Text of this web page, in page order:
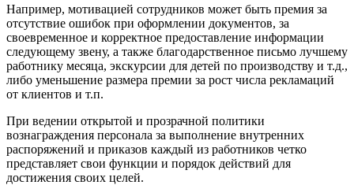
Например, мотивацией сотрудников может быть премия за
отсутствие ошибок при оформлении документов, за
своевременное и корректное предоставление информации
следующему звену, а также благодарственное письмо лучшему
работнику месяца, экскурсии для детей по производству и т.д.,
либо уменьшение размера премии за рост числа рекламаций
от клиентов и т.п.
При ведении открытой и прозрачной политики
вознаграждения персонала за выполнение внутренних
распоряжений и приказов каждый из работников четко
представляет свои функции и порядок действий для
достижения своих целей.